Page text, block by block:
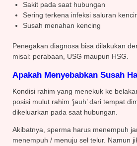
Sakit pada saat hubungan
Sering terkena infeksi saluran
Susah menahan kencing
Penegakan diagnosa bisa dilakukan
misal: perabaan, USG maupun HSG.
Apakah Menyebabkan Susah
Kondisi rahim yang menekuk ke
posisi mulut rahim ‘jauh’ dari tempat
dikeluarkan pada saat hubungan.
Akibatnya, sperma harus menempuh
menempuh / menuju sel telur. Namun